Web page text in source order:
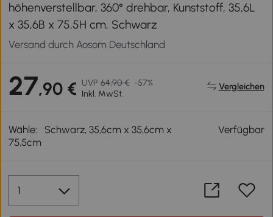
höhenverstellbar, 360° drehbar, Kunststoff, 35,6L
x 35,6B x 75,5H cm, Schwarz
Versand durch Aosom Deutschland
27,90 € UVP 64,90 € -57%
Inkl. MwSt.
Vergleichen
Wähle:
Schwarz, 35,6cm x 35,6cm x
75,5cm
Verfügbar